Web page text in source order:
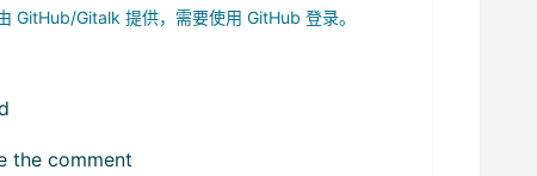
GitHub/Gitalk 提供，需要使用 GitHub 登录。
the comment